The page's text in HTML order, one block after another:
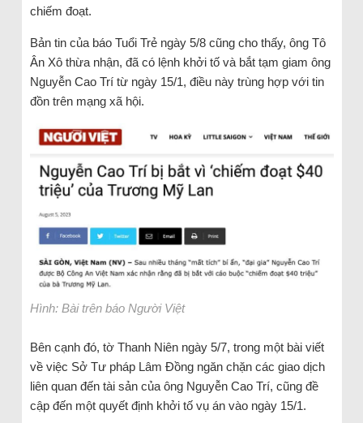
chiếm đoạt.
Bản tin của báo Tuổi Trẻ ngày 5/8 cũng cho thấy, ông Tô
Ân Xô thừa nhận, đã có lệnh khởi tố và bắt tạm giam ông
Nguyễn Cao Trí từ ngày 15/1, điều này trùng hợp với tin
đồn trên mạng xã hội.
Hình: Bài trên báo Người Việt
Bên cạnh đó, tờ Thanh Niên ngày 5/7, trong một bài viết
về việc Sở Tư pháp Lâm Đồng ngăn chặn các giao dịch
liên quan đến tài sản của ông Nguyễn Cao Trí, cũng đề
cập đến một quyết định khởi tố vụ án vào ngày 15/1.